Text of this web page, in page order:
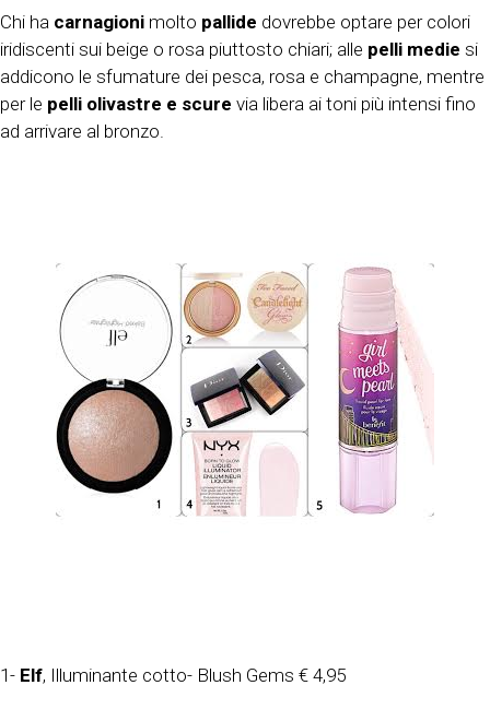
Chi ha carnagioni molto pallide dovrebbe optare per colori
iridiscenti sui beige o rosa piuttosto chiari; alle pelli medie si
addicono le sfumature dei pesca, rosa e champagne, mentre
per le pelli olivastre e scure via libera ai toni più intensi fino
ad arrivare al bronzo.
1- Elf, Illuminante cotto- Blush Gems € 4,95